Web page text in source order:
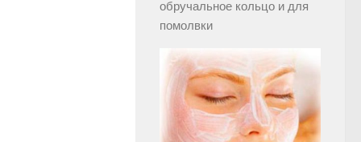
обручальное кольцо и для
помолвки